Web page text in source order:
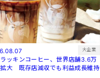
大企業
ッキンコーヒー、世界店舗3.6万
拡大 既存店減収でも利益成長維持